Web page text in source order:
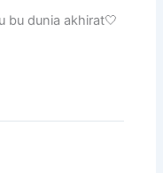
bu dunia akhirat🤍